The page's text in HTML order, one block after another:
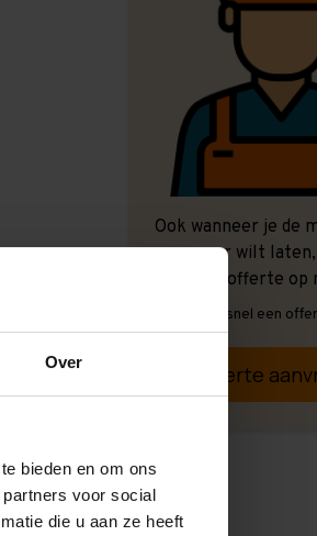
Over
bieden en om ons
voor social
die u aan ze heeft
Ook wanneer je de
ons over wilt
graag een offerte
Vrijblijvend, snel een
Offerte